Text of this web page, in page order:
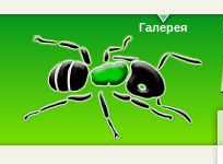
Галерея